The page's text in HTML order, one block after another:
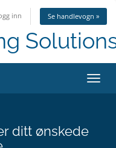
inn Se handlevogn »
Bytt
ditt ønskede